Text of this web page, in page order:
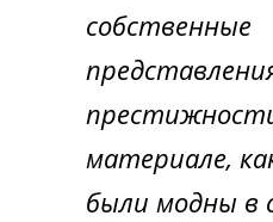
собственные
материале,
были модны в